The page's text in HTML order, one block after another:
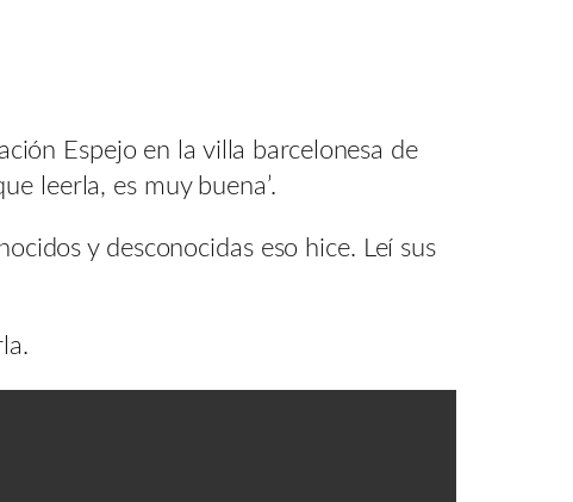
Espejo en la villa barcelonesa de
leerla, es muy buena’.
y desconocidas eso hice. Leí sus